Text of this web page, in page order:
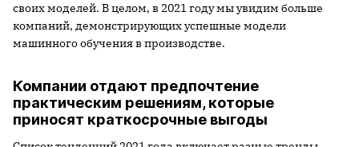
своих моделей. В целом, в 2021 году мы увидим больше
компаний, демонстрирующих успешные модели
машинного обучения в производстве.
Компании отдают предпочтение
практическим решениям, которые
приносят краткосрочные выгоды